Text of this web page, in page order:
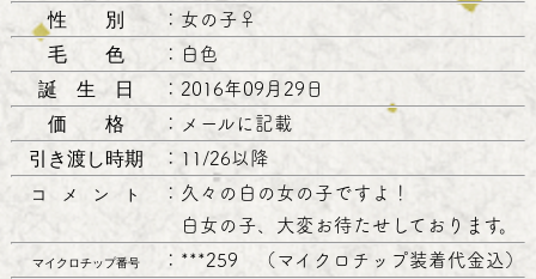
性 別 ： 女の子♀
毛 色 ： 白色
誕 生 日 ： 2016年09月29日
価 格 ： メールに記載
引き渡し時期 ： 11/26以降
コ メ ン ト ： 久々の白の女の子ですよ！
白女の子、大変お待たせしております。
マイクロチップ番号 ： ***259 （マイクロチップ装着代金込）